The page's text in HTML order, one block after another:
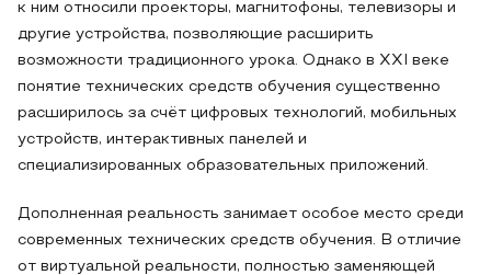
к ним относили проекторы, магнитофоны, телевизоры и
другие устройства, позволяющие расширить
возможности традиционного урока. Однако в XXI веке
понятие технических средств обучения существенно
расширилось за счёт цифровых технологий, мобильных
устройств, интерактивных панелей и
специализированных образовательных приложений.
Дополненная реальность занимает особое место среди
современных технических средств обучения. В отличие
от виртуальной реальности, полностью заменяющей